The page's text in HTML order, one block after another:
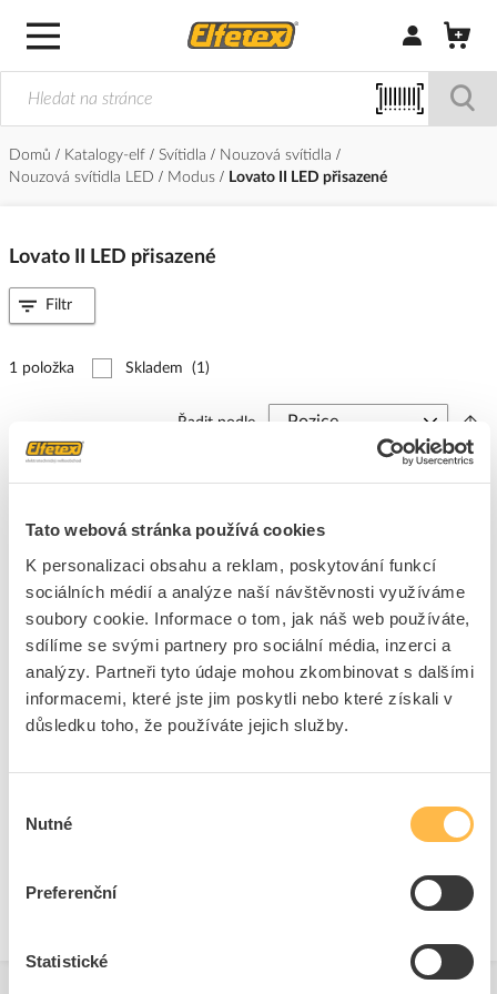
Tato webová stránka používá cookies
K personalizaci obsahu a reklam, poskytování funkcí
sociálních médií a analýze naší návštěvnosti využíváme
soubory cookie. Informace o tom, jak náš web používáte,
sdílíme se svými partnery pro sociální média, inzerci a
analýzy. Partneři tyto údaje mohou zkombinovat s dalšími
informacemi, které jste jim poskytli nebo které získali v
důsledku toho, že používáte jejich služby.
souhlasu
Nutné
Preferenční
Statistické
Přihlásit/
Domů Katalogy-elf Svítidla
Nouzová svítidla
Nouzová svítidla LED
Modus Lovato II LED přisazené
Lovato II LED přisazené
1 položka Skladem (1)
Řadit podle
EAN
5902448948805
Kód výrobce
OZN/LV2U/1W/E/1/SE/X/WH
Cena s DPH 1 248,24 Kč/ks
ks do košíku
Zobrazit
Filtr